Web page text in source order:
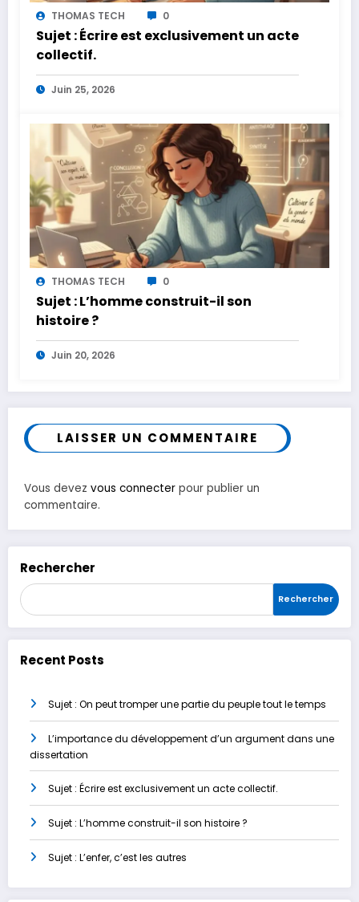
THOMAS TECH 0
Sujet : Écrire est exclusivement un acte
collectif.
Juin 25, 2026
THOMAS TECH 0
Sujet : L’homme construit-il son
histoire ?
Juin 20, 2026
LAISSER UN COMMENTAIRE
Vous devez vous connecter pour publier un
commentaire.
Rechercher
Rechercher
Recent Posts
Sujet : On peut tromper une partie du peuple tout le temps
L’importance du développement d’un argument dans une
dissertation
Sujet : Écrire est exclusivement un acte collectif.
Sujet : L’homme construit-il son histoire ?
Sujet : L’enfer, c’est les autres